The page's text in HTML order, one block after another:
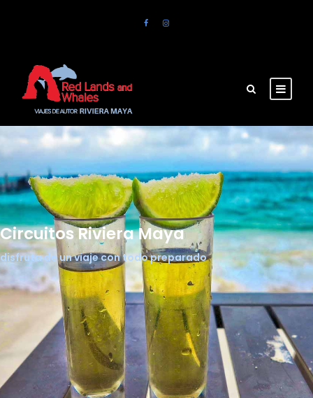
Circuitos Riviera Maya
disfruta de un viaje con todo preparado